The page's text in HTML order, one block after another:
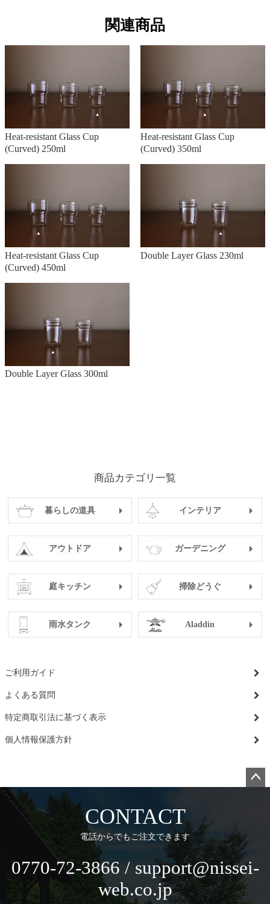
関連商品
Heat-resistant Glass Cup
(Curved) 250ml
Heat-resistant Glass Cup
(Curved) 350ml
Heat-resistant Glass Cup
(Curved) 450ml
Double Layer Glass 230ml
Double Layer Glass 300ml
商品カテゴリ一覧
暮らしの道具 インテリア
アウトドア ガーデニング
庭キッチン 掃除どうぐ
雨水タンク Aladdin
ご利用ガイド
よくある質問
特定商取引法に基づく表示
個人情報保護方針
へ
CONTACT
電話からでもご注文できます
0770-72-3866 / support@nissei-
web.co.jp